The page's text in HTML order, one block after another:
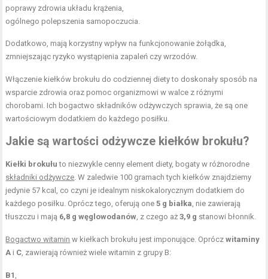
poprawy zdrowia układu krążenia,
ogólnego polepszenia samopoczucia.
Dodatkowo, mają korzystny wpływ na funkcjonowanie żołądka,
zmniejszając ryzyko wystąpienia zapaleń czy wrzodów.
Włączenie kiełków brokułu do codziennej diety to doskonały sposób na
wsparcie zdrowia oraz pomoc organizmowi w walce z różnymi
chorobami. Ich bogactwo składników odżywczych sprawia, że są one
wartościowym dodatkiem do każdego posiłku.
Jakie są wartości odżywcze kiełków brokułu?
Kiełki brokułu to niezwykle cenny element diety, bogaty w różnorodne
składniki odżywcze . W zaledwie 100 gramach tych kiełków znajdziemy
jedynie 57 kcal, co czyni je idealnym niskokalorycznym dodatkiem do
każdego posiłku. Oprócz tego, oferują one5 g białka , nie zawierają
tłuszczu i mają 6,8 g węglowodanów , z czego aż3,9 g stanowi błonnik.
Bogactwo witamin w kiełkach brokułu jest imponujące. Opróczwitaminy
A i C , zawierają również wiele witamin z grupy B:
B1